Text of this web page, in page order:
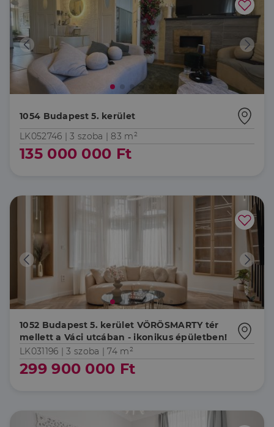
1054 Budapest 5. kerület
LK052746 |3 szoba | 83 m²
135 000 000 Ft
1052 Budapest 5. kerület VÖRÖSMARTY tér
mellett a Váci utcában - ikonikus épületben!
LK031196 |3 szoba | 74 m²
299 900 000 Ft